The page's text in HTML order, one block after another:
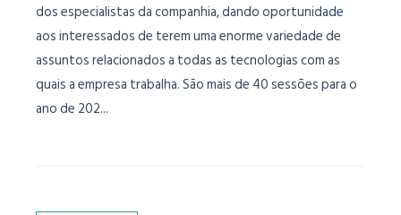
dos especialistas da companhia, dando oportunidade
aos interessados de terem uma enorme variedade de
assuntos relacionados a todas as tecnologias com as
quais a empresa trabalha. São mais de 40 sessões para o
ano de 202...